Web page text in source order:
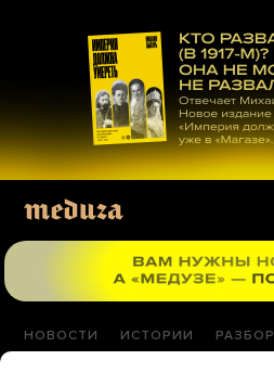
материалам
НОВОСТИ ИСТОРИИ РАЗБОР